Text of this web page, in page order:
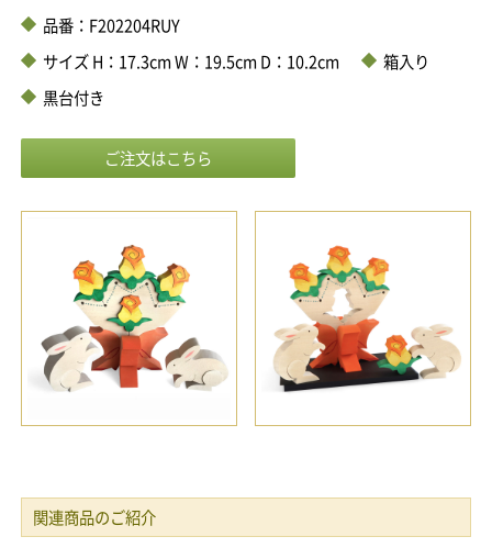
品番：F202204RUY
サイズ H：17.3cm W：19.5cm D：10.2cm
箱入り
黒台付き
関連商品のご紹介